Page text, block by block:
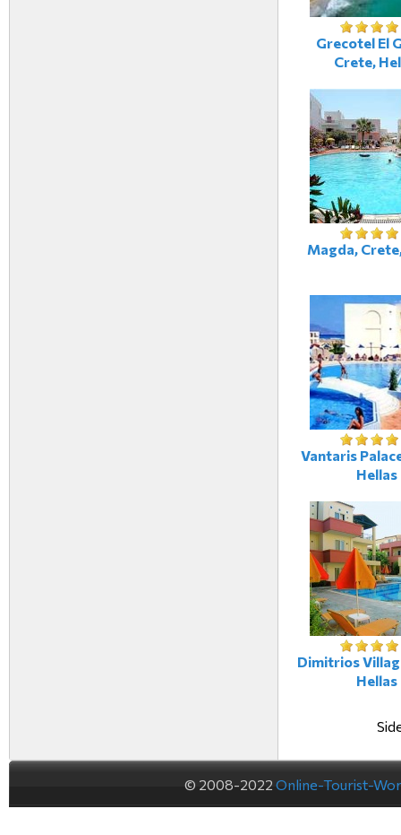
Grecotel El
Crete,
Magda,
Vantaris
Hellas
Dimitrios
Hellas
© 2008-2022 Online-Tourist-